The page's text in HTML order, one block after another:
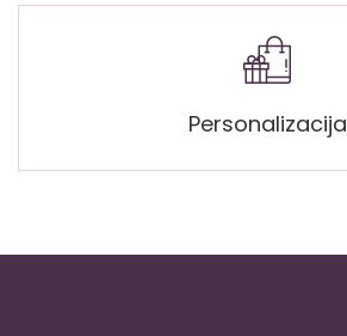
Personalizacija